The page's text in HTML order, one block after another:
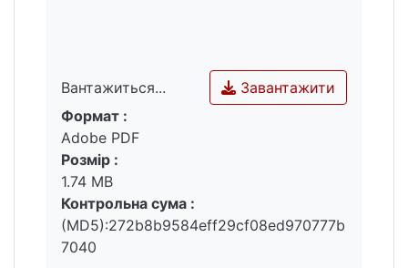
Вантажиться...
Вантажиться...
Завантажити
Формат :
Adobe PDF
Розмір :
1.74 MB
Контрольна сума :
(MD5):272b8b9584eff29cf08ed970777b
7040